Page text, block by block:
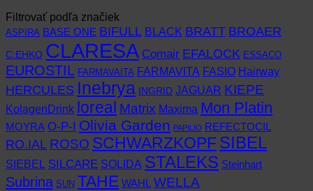
Filtrovať podľa značiek
ASPIRA BASE ONE BIFULL BLACK BRATT BROAER
C:EHKO CLARESA Comair EFALOCK ESSACO
EUROSTIL FARMAVAITA FARMAVITA FASIO Hairway
HERCULES Inebrya INGRID JAGUAR KIEPE
KolagenDrink loreal Matrix Maxima Mon Platin
MOYRA O-P-I Olivia Garden PAPILIO REFECTOCIL
RO.IAL ROSO SCHWARZKOPF SIBEL
SIEBEL SILCARE SOLIDA STALEKS Steinhart
Subrina SUN TAHE WAHL WELLA